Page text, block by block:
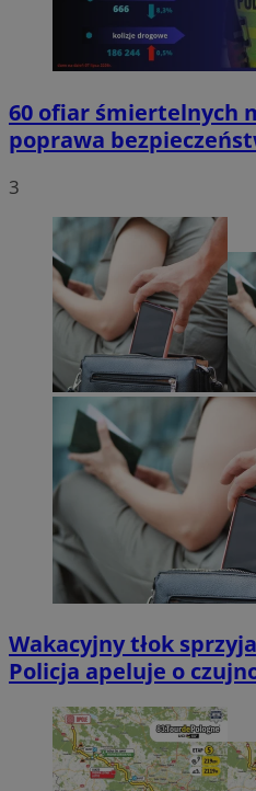
60 ofiar śmiertelnych
poprawa
3
Wakacyjny tłok
Policja apeluje o